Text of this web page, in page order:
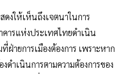
ดงให้เห็นถึงเจตนาในการ
ารแห่งประเทศไทยดำเนิน
ฝ่ายการเมืองต้องการ เพราะหาก
ดำเนินการตามความต้องการของ